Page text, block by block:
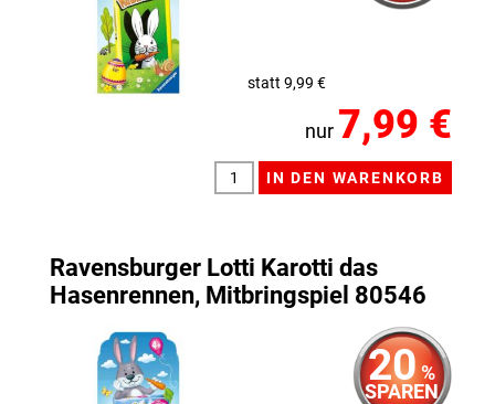
statt 9,99 €
nur 7,99 €
Ravensburger Lotti Karotti das
Hasenrennen, Mitbringspiel 80546
20 %
SPAREN